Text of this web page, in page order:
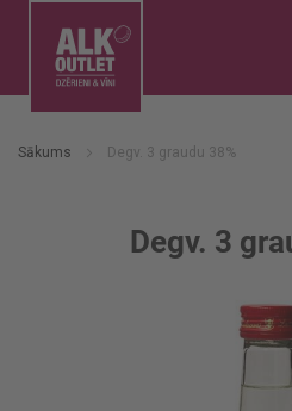
Sākums Degv. 3 graudu 38%
Degv. 3